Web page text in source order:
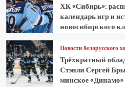
ХК «Сибирь»:
календарь игр и
новосибирского
Новости белорусского
Трёхкратный
Стэнли Сергей
минское «Динамо»